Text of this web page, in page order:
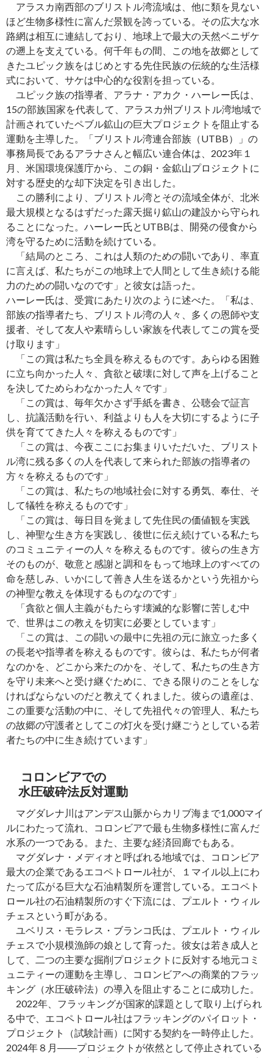
アラスカ南西部のブリストル湾流域は、他に類を見ない
ほど生物多様性に富んだ景観を誇っている。その広大な水
路網は相互に連結しており、地球上で最大の天然ベニザケ
の遡上を支えている。何千年もの間、この地を故郷として
きたユピック族をはじめとする先住民族の伝統的な生活様
式において、サケは中心的な役割を担っている。
ユピック族の指導者、アラナ・アカク・ハーレー氏は、
15の部族国家を代表して、アラスカ州ブリストル湾地域で
計画されていたペブル鉱山の巨大プロジェクトを阻止する
運動を主導した。「ブリストル湾連合部族（UTBB）」の
事務局長であるアラナさんと幅広い連合体は、2023年１
月、米国環境保護庁から、この銅・金鉱山プロジェクトに
対する歴史的な却下決定を引き出した。
この勝利により、ブリストル湾とその流域全体が、北米
最大規模となるはずだった露天掘り鉱山の建設から守られ
ることになった。ハーレー氏とUTBBは、開発の侵食から
湾を守るために活動を続けている。
「結局のところ、これは人類のための闘いであり、率直
に言えば、私たちがこの地球上で人間として生き続ける能
力のための闘いなのです」と彼女は語った。
ハーレー氏は、受賞にあたり次のように述べた。「私は、
部族の指導者たち、ブリストル湾の人々、多くの恩師や支
援者、そして友人や素晴らしい家族を代表してこの賞を受
け取ります」
「この賞は私たち全員を称えるものです。あらゆる困難
に立ち向かった人々、貪欲と破壊に対して声を上げること
を決してためらわなかった人々です」
「この賞は、毎年欠かさず手紙を書き、公聴会で証言
し、抗議活動を行い、利益よりも人を大切にするように子
供を育ててきた人々を称えるものです」
「この賞は、今夜ここにお集まりいただいた、ブリスト
ル湾に残る多くの人を代表して来られた部族の指導者の
方々を称えるものです」
「この賞は、私たちの地域社会に対する勇気、奉仕、そ
して犠牲を称えるものです」
「この賞は、毎日目を覚まして先住民の価値観を実践
し、神聖な生き方を実践し、後世に伝え続けている私たち
のコミュニティーの人々を称えるものです。彼らの生き方
そのものが、敬意と感謝と調和をもって地球上のすべての
命を慈しみ、いかにして善き人生を送るかという先祖から
の神聖な教えを体現するものなのです」
「貪欲と個人主義がもたらす壊滅的な影響に苦しむ中
で、世界はこの教えを切実に必要としています」
「この賞は、この闘いの最中に先祖の元に旅立った多く
の長老や指導者を称えるものです。彼らは、私たちが何者
なのかを、どこから来たのかを、そして、私たちの生き方
を守り未来へと受け継ぐために、できる限りのことをしな
ければならないのだと教えてくれました。彼らの遺産は、
この重要な活動の中に、そして先祖代々の管理人、私たち
の故郷の守護者としてこの灯火を受け継ごうとしている若
者たちの中に生き続けています」
コロンビアでの
水圧破砕法反対運動
マグダレナ川はアンデス山脈からカリブ海まで1,000マイ
ルにわたって流れ、コロンビアで最も生物多様性に富んだ
水系の一つである。また、主要な経済回廊でもある。
マグダレナ・メディオと呼ばれる地域では、コロンビア
最大の企業であるエコペトロール社が、１マイル以上にわ
たって広がる巨大な石油精製所を運営している。エコペト
ロール社の石油精製所のすぐ下流には、プエルト・ウィル
チェスという町がある。
ユベリス・モラレス・ブランコ氏は、プエルト・ウィル
チェスで小規模漁師の娘として育った。彼女は若き成人と
して、二つの主要な掘削プロジェクトに反対する地元コミ
ュニティーの運動を主導し、コロンビアへの商業的フラッ
キング（水圧破砕法）の導入を阻止することに成功した。
2022年、フラッキングが国家的課題として取り上げられ
る中で、エコペトロール社はフラッキングのパイロット・
プロジェクト（試験計画）に関する契約を一時停止した。
2024年８月――プロジェクトが依然として停止されている